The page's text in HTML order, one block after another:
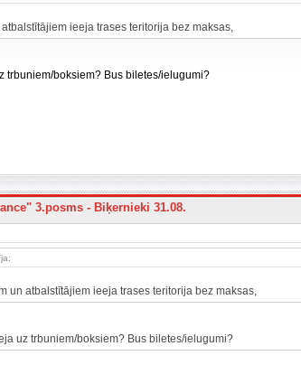
ieeja trases teritorija bez maksas,
trbuniem/boksiem? Bus biletes/ielugumi?
3.posms - Biķernieki 31.08.
un atbalstītājiem ieeja trases teritorija bez maksas,
uz trbuniem/boksiem? Bus biletes/ielugumi?